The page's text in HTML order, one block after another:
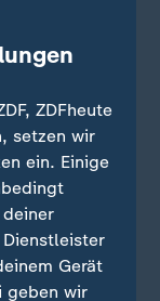
zur
Abschluss von
qualitativ
dass es um
klareren
kurz vor der
den Puck
Tiffels,
und traf zur
ZDFheute
setzen wir
ein. Einige
Gerät
geben wir